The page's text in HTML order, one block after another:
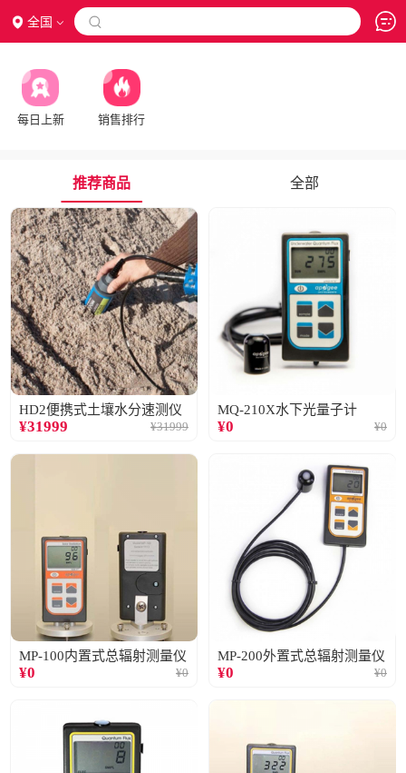
全国 
每日上新 销售排行
推荐商品 全部
HD2便携式土壤水分速测仪
¥31999 ¥31999
MQ-210X水下光量子计
¥0 ¥0
MP-100内置式总辐射测量仪
¥0 ¥0
MP-200外置式总辐射测量仪
¥0 ¥0